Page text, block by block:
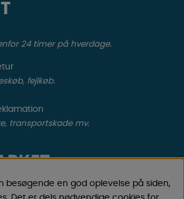
24 timer på hverdage.
fejlkøb.
transportskade mv.
stor erfaring med campingvogne &
gennem årene, fordi vi har
besøgende en god oplevelse på siden,